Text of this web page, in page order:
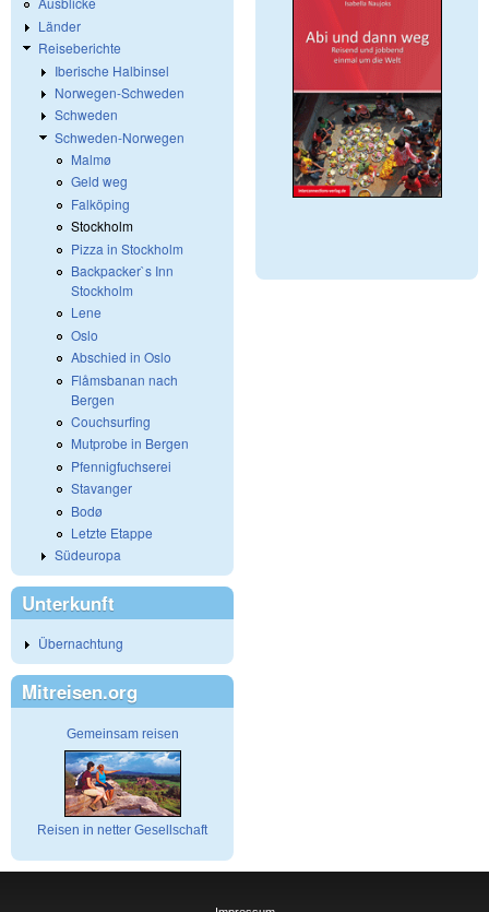
Länder
Reiseberichte
Iberische Halbinsel
Norwegen-Schweden
Schweden
Schweden-Norwegen
Malmø
Geld weg
Falköping
Stockholm
Pizza in Stockholm
Backpacker`s Inn
Stockholm
Lene
Oslo
Abschied in Oslo
Flåmsbanan nach
Bergen
Couchsurfing
Mutprobe in Bergen
Pfennigfuchserei
Stavanger
Bodø
Letzte Etappe
Südeuropa
Unterkunft
Übernachtung
Mitreisen.org
Gemeinsam reisen
Reisen in netter Gesellschaft